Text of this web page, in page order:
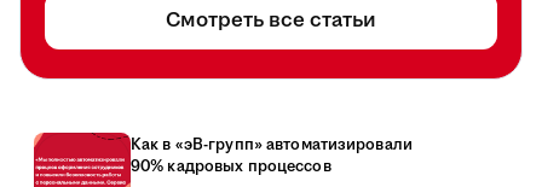
Смотреть все статьи
Как в «эВ-групп» автоматизировали
90% кадровых процессов